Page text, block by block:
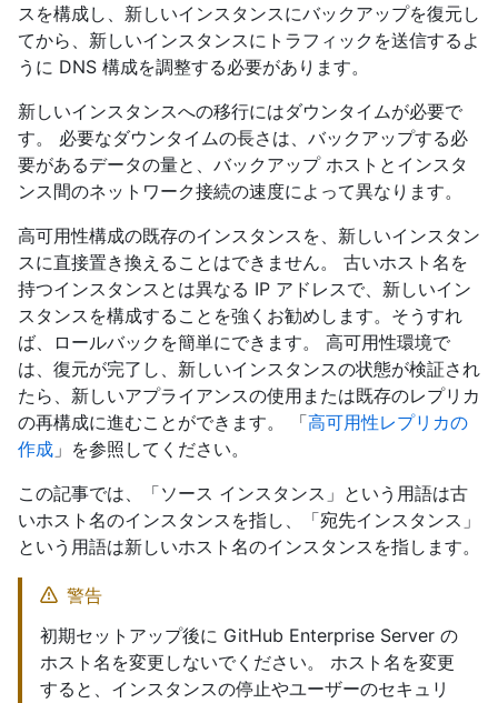
スを構成し、新しいインスタンスにバックアップを復元し
てから、新しいインスタンスにトラフィックを送信するよ
うに DNS 構成を調整する必要があります。
新しいインスタンスへの移行にはダウンタイムが必要で
す。 必要なダウンタイムの長さは、バックアップする必
要があるデータの量と、バックアップ ホストとインスタ
ンス間のネットワーク接続の速度によって異なります。
高可用性構成の既存のインスタンスを、新しいインスタン
スに直接置き換えることはできません。 古いホスト名を
持つインスタンスとは異なる IP アドレスで、新しいイン
スタンスを構成することを強くお勧めします。そうすれ
ば、ロールバックを簡単にできます。 高可用性環境で
は、復元が完了し、新しいインスタンスの状態が検証され
たら、新しいアプライアンスの使用または既存のレプリカ
の再構成に進むことができます。 「高可用性レプリカの
作成 」を参照してください。
この記事では、「ソース インスタンス」という用語は古
いホスト名のインスタンスを指し、「宛先インスタンス」
という用語は新しいホスト名のインスタンスを指します。
警告
初期セットアップ後に GitHub Enterprise Server の
ホスト名を変更しないでください。 ホスト名を変更
すると、インスタンスの停止やユーザーのセキュリ